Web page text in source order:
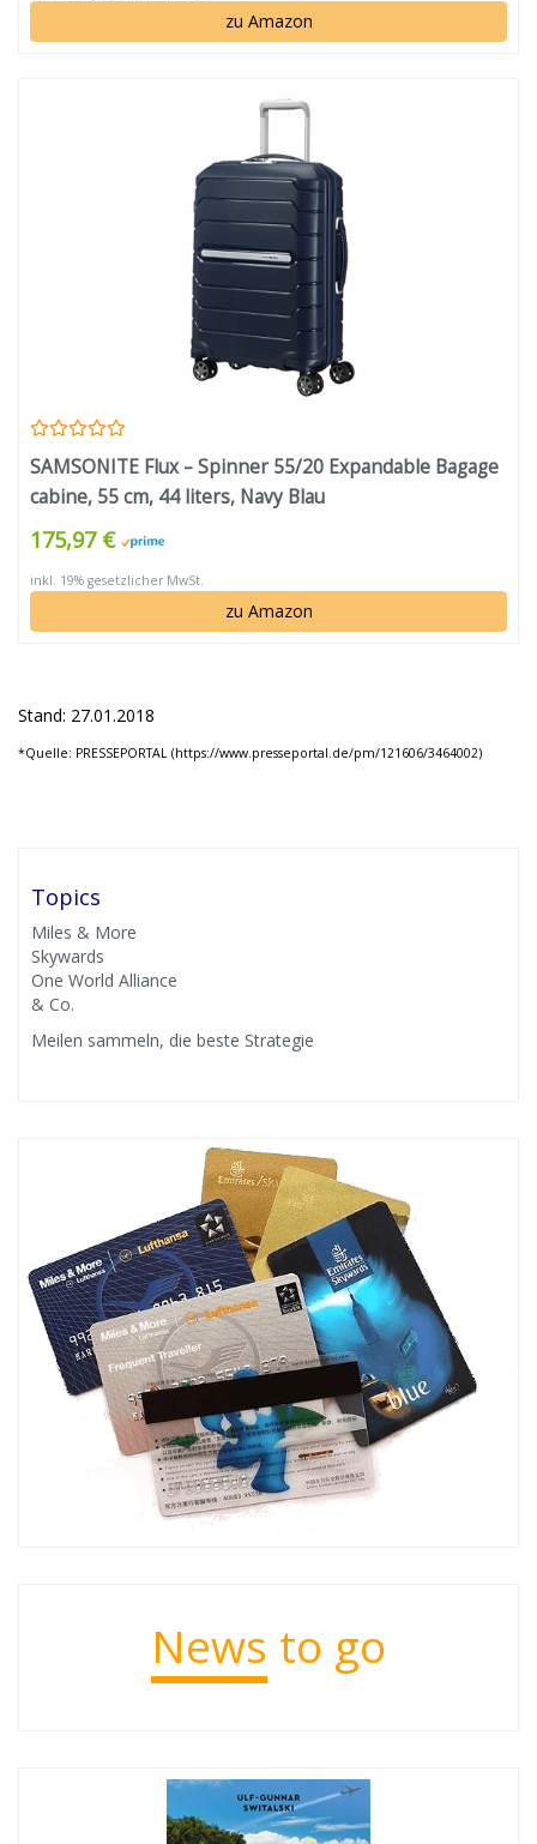
zu Amazon
SAMSONITE Flux – Spinner 55/20 Expandable Bagage
cabine, 55 cm, 44 liters, Navy Blau
175,97 €
inkl. 19% gesetzlicher MwSt.
zu Amazon
Stand: 27.01.2018
*Quelle: PRESSEPORTAL (https://www.presseportal.de/pm/121606/3464002)
Topics
Miles & More
Skywards
One World Alliance
& Co.
Meilen sammeln, die beste Strategie
News to go